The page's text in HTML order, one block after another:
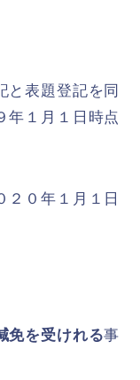
と表題登記を同
年１月１日時点
２０年１月１日
免を受けれる事